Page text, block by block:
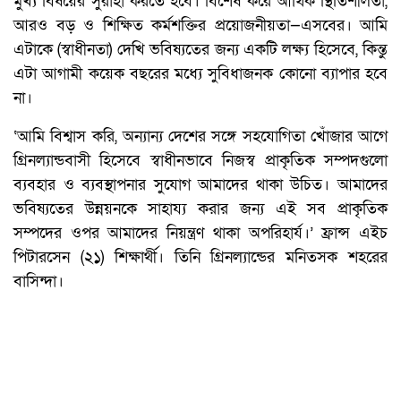
আরও বড় ও শিক্ষিত কর্মশক্তির প্রয়োজনীয়তা—এসবের। আমি
এটাকে (স্বাধীনতা) দেখি ভবিষ্যতের জন্য একটি লক্ষ্য হিসেবে, কিন্তু
এটা আগামী কয়েক বছরের মধ্যে সুবিধাজনক কোনো ব্যাপার হবে
না।
‘আমি বিশ্বাস করি, অন্যান্য দেশের সঙ্গে সহযোগিতা খোঁজার আগে
গ্রিনল্যান্ডবাসী হিসেবে স্বাধীনভাবে নিজস্ব প্রাকৃতিক সম্পদগুলো
ব্যবহার ও ব্যবস্থাপনার সুযোগ আমাদের থাকা উচিত। আমাদের
ভবিষ্যতের উন্নয়নকে সাহায্য করার জন্য এই সব প্রাকৃতিক
সম্পদের ওপর আমাদের নিয়ন্ত্রণ থাকা অপরিহার্য।’ ফ্রান্স এইচ
পিটারসেন (২১) শিক্ষার্থী। তিনি গ্রিনল্যান্ডের মনিতসক শহরের
বাসিন্দা।